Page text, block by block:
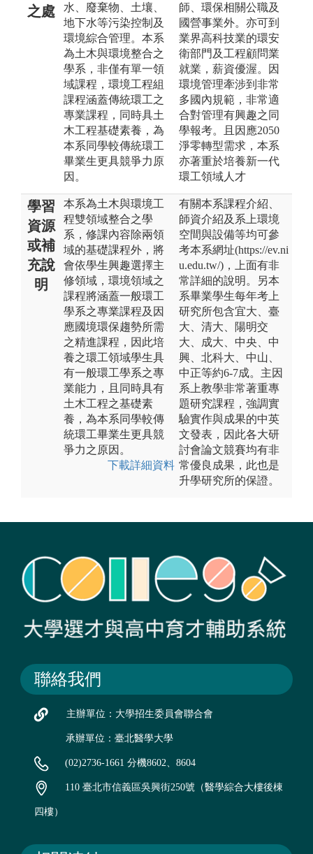
之處
水、廢棄物、土壤、
地下水等污染控制及
環境綜合管理。本系
為土木與環境整合之
學系，非僅有單一領
域課程，環境工程組
課程涵蓋傳統環工之
專業課程，同時具土
木工程基礎素養，為
本系同學較傳統環工
畢業生更具競爭力原
因。
師、環保相關公職及
國營事業外。亦可到
業界高科技業的環安
衛部門及工程顧問業
就業，薪資優渥。因
環境管理牽涉到非常
多國內規範，非常適
合對管理有興趣之同
學報考。且因應2050
淨零轉型需求，本系
亦著重於培養新一代
環工領域人才
學習
資源
或補
充說
明
本系為土木與環境工
程雙領域整合之學
系，修課內容除兩領
域的基礎課程外，將
會依學生興趣選擇主
修領域，環境領域之
課程將涵蓋一般環工
學系之專業課程及因
應國境環保趨勢所需
之精進課程，因此培
養之環工領域學生具
有一般環工學系之專
業能力，且同時具有
土木工程之基礎素
養，為本系同學較傳
統環工畢業生更具競
爭力之原因。
下載詳細資料
有關本系課程介紹、
師資介紹及系上環境
空間與設備等均可參
考本系網址(https://ev.ni
u.edu.tw/)，上面有非
常詳細的說明。另本
系畢業學生每年考上
研究所包含宜大、臺
大、清大、陽明交
大、成大、中央、中
興、北科大、中山、
中正等約6-7成。主因
系上教學非常著重專
題研究課程，強調實
驗實作與成果的中英
文發表，因此各大研
討會論文競賽均有非
常優良成果，此也是
升學研究所的保證。
聯絡我們
主辦單位：大學招生委員會聯合會
承辦單位：臺北醫學大學
(02)2736-1661 分機8602、8604
110 臺北市信義區吳興街250號（醫學綜合大樓後棟
四樓）